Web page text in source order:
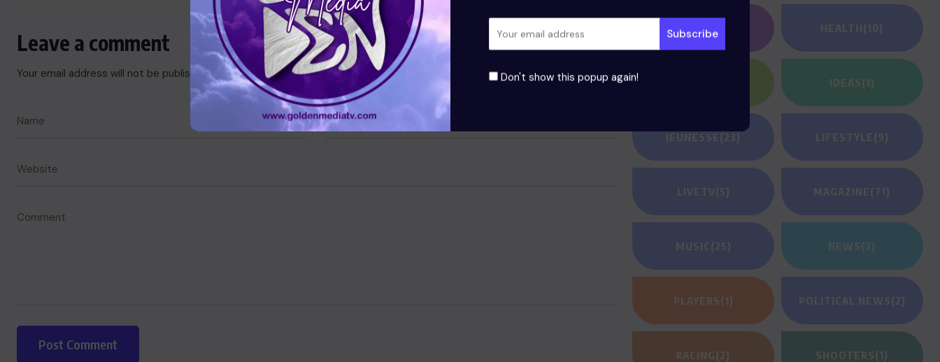
Don't show this popup again!
Leave a comment
Your email address will not be published. Required fields are marked*
GAMING HEALTH(10)
IDEAS(1)
JEUNESSE(23) LIFESTYLE(9)
LIVETV(5) MAGAZINE(71)
MUSIC (25) NEWS(2)
PLAYERS(1) POLITICAL NEWS(2)
RACING(2) SHOOTERS(1)